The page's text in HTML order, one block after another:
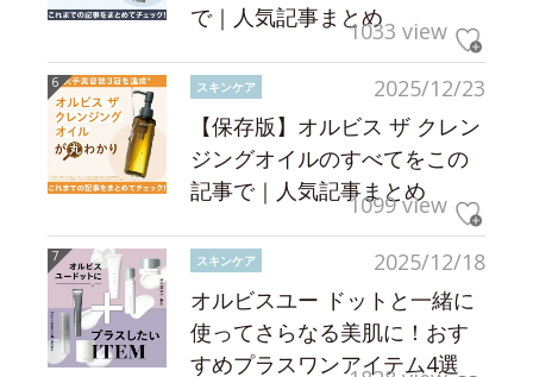
で｜人気記事まとめ1033 view
2025/12/23
スキンケア
【保存版】オルビス ザ クレン
ジングオイルのすべてをこの
記事で｜人気記事まとめ
1099 view
2025/12/18
スキンケア
オルビスユー ドットと一緒に
使ってさらなる美肌に！おす
すめプラスワンアイテム4選